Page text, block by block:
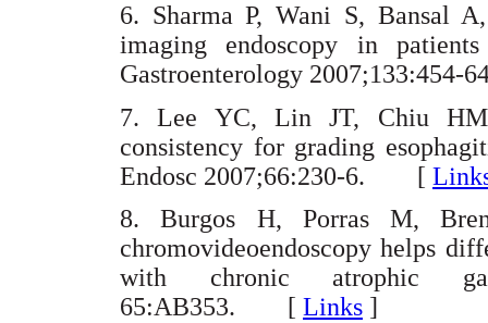
6. Sharma P, Wani S, Bansal
imaging endoscopy in
Gastroenterology
7. Lee YC, Lin JT, Chiu HM,
consistency for grading
Endosc 2007;66:230-6. [
8. Burgos H, Porras M,
chromovideoendoscopy helps
with chronic atrophic
65:AB353. [ Links ]